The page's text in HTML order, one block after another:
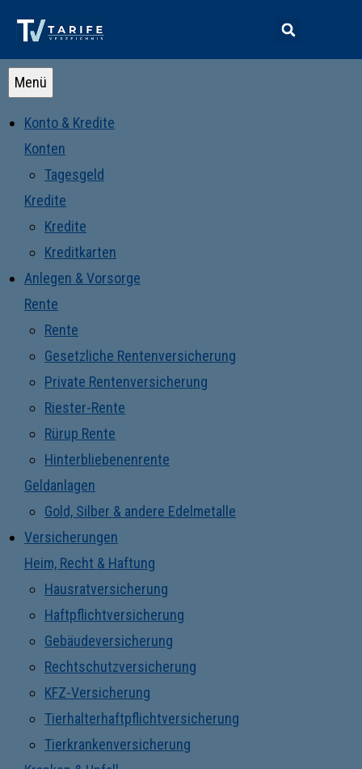
Menü
Konto & Kredite
Konten
Tagesgeld
Kredite
Kredite
Kreditkarten
Anlegen & Vorsorge
Rente
Rente
Gesetzliche Rentenversicherung
Private Rentenversicherung
Riester-Rente
Rürup Rente
Hinterbliebenenrente
Geldanlagen
Gold, Silber & andere Edelmetalle
Versicherungen
Heim, Recht & Haftung
Hausratversicherung
Haftpflichtversicherung
Gebäudeversicherung
Rechtschutzversicherung
KFZ-Versicherung
Tierhalterhaftpflichtversicherung
Tierkrankenversicherung